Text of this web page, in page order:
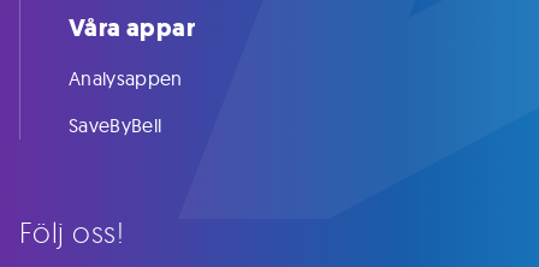
Följ oss!
Våra appar
Analysappen
SaveByBell